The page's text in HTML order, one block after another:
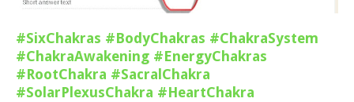
#SixChakras #BodyChakras #ChakraSystem
#ChakraAwakening #EnergyChakras
#RootChakra #SacralChakra
#SolarPlexusChakra #HeartChakra